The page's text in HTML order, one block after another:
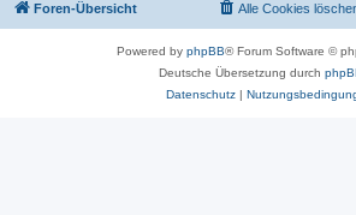
Foren-Übersicht Alle Cookies
Powered by phpBB® Forum Software ©
Deutsche Übersetzung durch
Datenschutz|